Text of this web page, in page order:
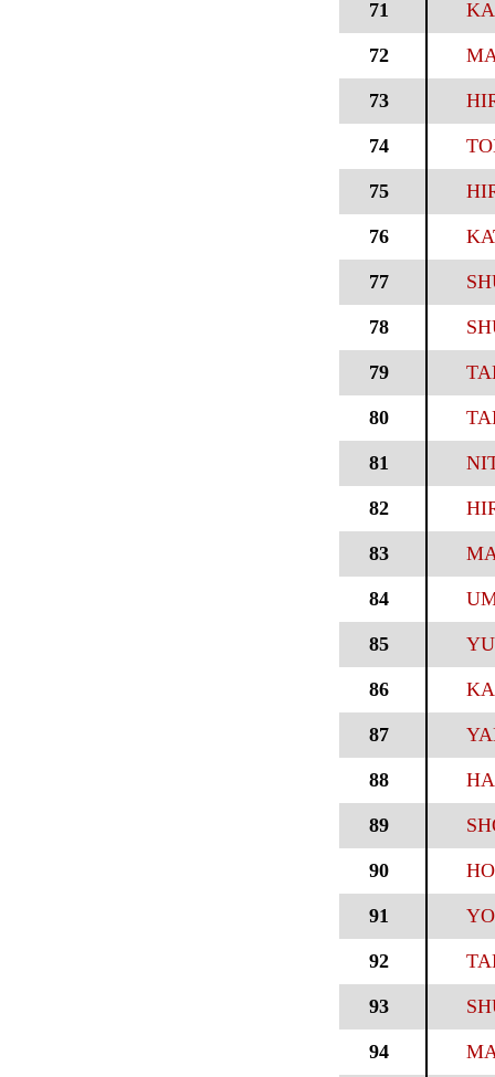
71
72
73
74
75
76
77
78
79
80
81
82
83
84
85
86
87
88
89
90
91
92
93
94